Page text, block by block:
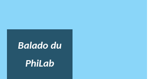
Balado du
PhiLab